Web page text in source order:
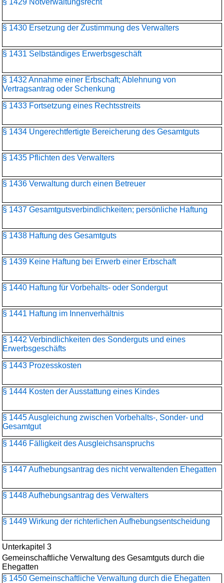
§ 1429 Notverwaltungsrecht
§ 1430 Ersetzung der Zustimmung des Verwalters
§ 1431 Selbständiges Erwerbsgeschäft
§ 1432 Annahme einer Erbschaft; Ablehnung von
Vertragsantrag oder Schenkung
§ 1433 Fortsetzung eines Rechtsstreits
§ 1434 Ungerechtfertigte Bereicherung des Gesamtguts
§ 1435 Pflichten des Verwalters
§ 1436 Verwaltung durch einen Betreuer
§ 1437 Gesamtgutsverbindlichkeiten; persönliche Haftung
§ 1438 Haftung des Gesamtguts
§ 1439 Keine Haftung bei Erwerb einer Erbschaft
§ 1440 Haftung für Vorbehalts- oder Sondergut
§ 1441 Haftung im Innenverhältnis
§ 1442 Verbindlichkeiten des Sonderguts und eines
Erwerbsgeschäfts
§ 1443 Prozesskosten
§ 1444 Kosten der Ausstattung eines Kindes
§ 1445 Ausgleichung zwischen Vorbehalts-, Sonder- und
Gesamtgut
§ 1446 Fälligkeit des Ausgleichsanspruchs
§ 1447 Aufhebungsantrag des nicht verwaltenden Ehegatten
§ 1448 Aufhebungsantrag des Verwalters
§ 1449 Wirkung der richterlichen Aufhebungsentscheidung
Unterkapitel 3
Gemeinschaftliche Verwaltung des Gesamtguts durch die
Ehegatten
§ 1450 Gemeinschaftliche Verwaltung durch die Ehegatten